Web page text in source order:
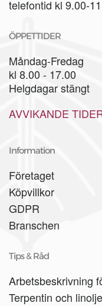
telefontid kl 9.00-
ÖPPETTIDER
Måndag-Fredag
kl 8.00 - 17.00
Helgdagar stängt
AVVIKANDE
Information
Företaget
Köpvillkor
GDPR
Branschen
Tips & Råd
Arbetsbeskrivning
Terpentin och